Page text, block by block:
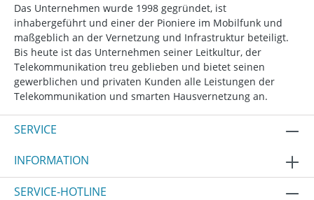
Das Unternehmen wurde 1998 gegründet, ist
inhabergeführt und einer der Pioniere im Mobilfunk und
maßgeblich an der Vernetzung und Infrastruktur beteiligt.
Bis heute ist das Unternehmen seiner Leitkultur, der
Telekommunikation treu geblieben und bietet seinen
gewerblichen und privaten Kunden alle Leistungen der
Telekommunikation und smarten Hausvernetzung an.
SERVICE
INFORMATION
SERVICE-HOTLINE